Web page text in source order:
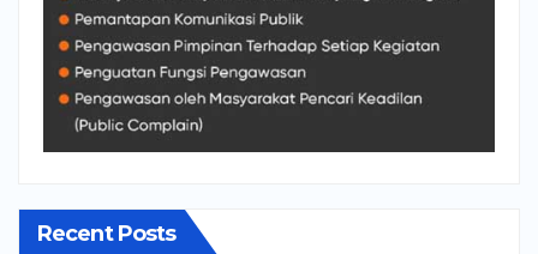
Recent Posts